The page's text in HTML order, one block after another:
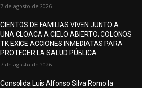
7 de agosto de 2026
CIENTOS DE FAMILIAS VIVEN JUNTO A
UNA CLOACA A CIELO ABIERTO; COLONOS
TK EXIGE ACCIONES INMEDIATAS PARA
PROTEGER LA SALUD PÚBLICA
7 de agosto de 2026
Consolida Luis Alfonso Silva Romo la